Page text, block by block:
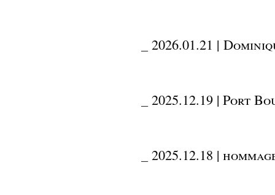
_2026.01.21 |
_2025.12.19 | Port
_2025.12.18 |